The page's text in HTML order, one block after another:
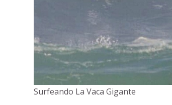
Surfeando La Vaca Gigante